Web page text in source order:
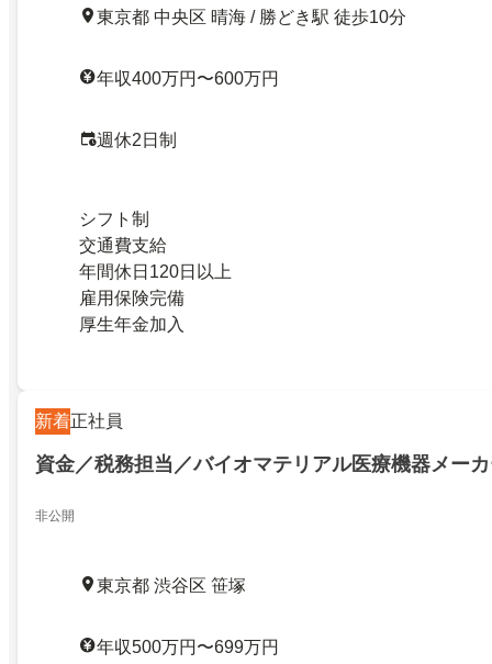
東京都 中央区 晴海 / 勝どき駅 徒歩10分
年収400万円〜600万円
週休2日制
シフト制
交通費支給
年間休日120日以上
雇用保険完備
厚生年金加入
新着正社員
資金／税務担当／バイオマテリアル医療機器メー
非公開
東京都 渋谷区 笹塚
年収500万円〜699万円